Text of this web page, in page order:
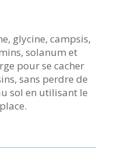
glycine, campsis,
solanum et
pour se cacher
sans perdre de
sol en utilisant le